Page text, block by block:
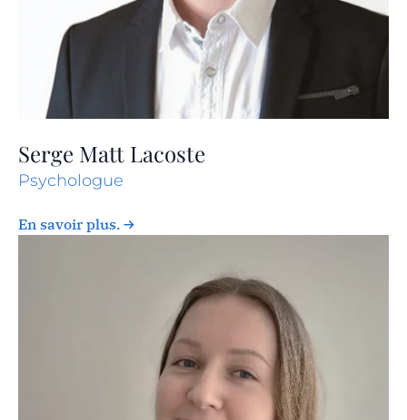
Serge Matt Lacoste
Psychologue
En savoir plus.